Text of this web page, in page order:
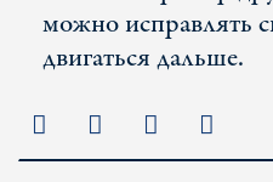
можно исправлять
двигаться дальше.